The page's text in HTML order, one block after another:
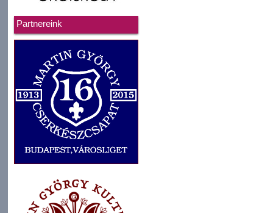
Partnereink